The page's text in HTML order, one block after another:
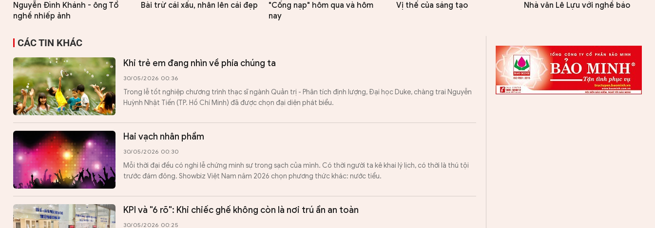
Nguyễn Đình Khánh - ông Tổ
nghề nhiếp ảnh
Bài trừ cái xấu, nhân lên cái đẹp
"Cống nạp" hôm qua và hôm
nay
Vị thế của sáng tạo Nhà văn Lê Lựu với nghề báo
CÁC TIN KHÁC
Khi trẻ em đang nhìn về phía chúng ta
30/05/2026 00:36
Trong lễ tốt nghiệp chương trình thạc sĩ ngành Quản trị - Phân tích định lượng, Đại học Duke, chàng trai Nguyễn
Huỳnh Nhật Tiến (TP. Hồ Chí Minh) đã được chọn đại diện phát biểu.
Hai vạch nhân phẩm
30/05/2026 00:30
Mỗi thời đại đều có nghi lễ chứng minh sự trong sạch của mình. Có thời người ta kê khai lý lịch, có thời là thú tội
trước đám đông. Showbiz Việt Nam năm 2026 chọn phương thức khác: nước tiểu.
KPI và "6 rõ": Khi chiếc ghế không còn là nơi trú ẩn an toàn
30/05/2026 00:25